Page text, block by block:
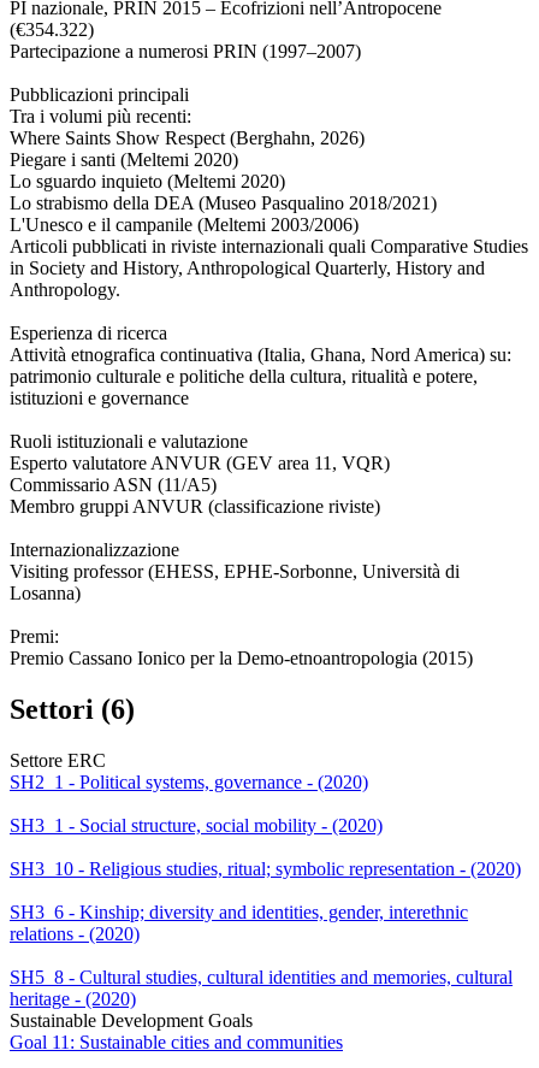
PI nazionale, PRIN 2015 – Ecofrizioni nell’Antropocene
(€354.322)
Partecipazione a numerosi PRIN (1997–2007)
Pubblicazioni principali
Tra i volumi più recenti:
Where Saints Show Respect (Berghahn, 2026)
Piegare i santi (Meltemi 2020)
Lo sguardo inquieto (Meltemi 2020)
Lo strabismo della DEA (Museo Pasqualino 2018/2021)
L'Unesco e il campanile (Meltemi 2003/2006)
Articoli pubblicati in riviste internazionali quali Comparative Studies
in Society and History, Anthropological Quarterly, History and
Anthropology.
Esperienza di ricerca
Attività etnografica continuativa (Italia, Ghana, Nord America) su:
patrimonio culturale e politiche della cultura, ritualità e potere,
istituzioni e governance
Ruoli istituzionali e valutazione
Esperto valutatore ANVUR (GEV area 11, VQR)
Commissario ASN (11/A5)
Membro gruppi ANVUR (classificazione riviste)
Internazionalizzazione
Visiting professor (EHESS, EPHE-Sorbonne, Università di
Losanna)
Premi:
Premio Cassano Ionico per la Demo-etnoantropologia (2015)
Settori (6)
Settore ERC
SH2_1 - Political systems, governance - (2020)
SH3_1 - Social structure, social mobility - (2020)
SH3_10 - Religious studies, ritual; symbolic representation - (2020)
SH3_6 - Kinship; diversity and identities, gender, interethnic
relations - (2020)
SH5_8 - Cultural studies, cultural identities and memories, cultural
heritage - (2020)
Sustainable Development Goals
Goal 11: Sustainable cities and communities